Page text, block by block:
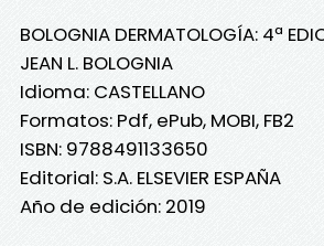
BOLOGNIA DERMATOLOGÍA: 4ª
JEAN L. BOLOGNIA
Idioma: CASTELLANO
Formatos: Pdf, ePub, MOBI, FB2
ISBN: 9788491133650
Editorial: S.A. ELSEVIER ESPAÑA
Año de edición: 2019